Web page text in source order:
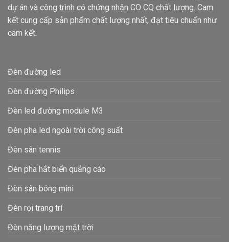
dự án và công trình có chứng nhận CO CQ chất lượng. Cam
kết cung cấp sản phẩm chất lượng nhất, đạt tiêu chuẩn như
cam kết.
Đèn đường led
Đèn đường Philips
Đèn led đường module M3
Đèn pha led ngoài trời công suất
Đèn sân tennis
Đèn pha hắt biển quảng cáo
Đèn sân bóng mini
Đèn rọi trang trí
Đèn năng lượng mặt trời